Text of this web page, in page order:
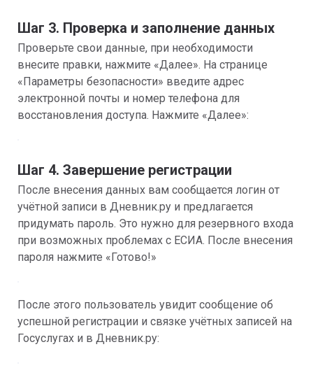
Шаг 3. Проверка и заполнение данных
Проверьте свои данные, при необходимости
внесите правки, нажмите «Далее». На странице
«Параметры безопасности» введите адрес
электронной почты и номер телефона для
восстановления доступа. Нажмите «Далее»:
Шаг 4. Завершение регистрации
После внесения данных вам сообщается логин от
учётной записи в Дневник.ру и предлагается
придумать пароль. Это нужно для резервного входа
при возможных проблемах с ЕСИА. После внесения
пароля нажмите «Готово!»
После этого пользователь увидит сообщение об
успешной регистрации и связке учётных записей на
Госуслугах и в Дневник.ру: